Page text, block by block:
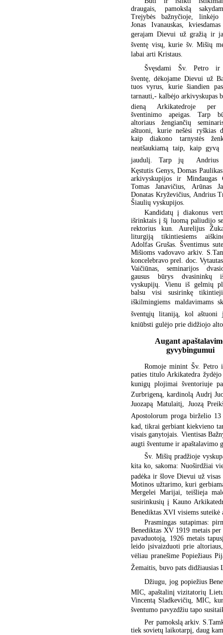
draugais, pamokslą
Trejybės bažnyčioje, linkėjo
Jonas Ivanauskas,
gerajam Dievui už gražią ir
šventę visų, kurie šv. Mišių
labai arti Kristaus.
Švęsdami Šv. Petro ir
šventę, dėkojame Dievui už
tuos vyrus, kurie šiandien
tarnauti,- kalbėjo arkivyskupas
dieną Arkikatedroje per
šventinimo apeigas. Tarp
altoriaus žengiančių
aštuoni, kurie nešėsi ryškias
kaip diakono tarnystės
neatšaukiamą taip, kaip gyvą
jaudulį. Tarp jų  Andrius
Kęstutis Genys, Domas
arkivyskupijos ir Mindaugas
Tomas Janavičius, Arūnas
Donatas Kryževičius, Andrius
Šiaulių vyskupijos.
Kandidatų į diakonus
išrinktais į šį luomą paliudijo
rektorius kun. Aurelijus
liturgiją tikintiesiems
Adolfas Grušas. Šventimus
Mišioms vadovavo arkiv.
koncelebravo prel. doc.
Vaičiūnas, seminarijos
gausus būrys dvasininkų
vyskupijų. Vienu iš gelmių
balsu visi susirinkę
iškilmingiems maldavimams
šventųjų litaniją, kol aštuoni
kniūbsti gulėjo prie didžiojo
Augant
gyvybingumui
Romoje minint Šv. Petro
paties titulo Arkikatedra
kunigų plojimai šventoriuje
Zurbrigeną, kardinolą Audrį
Juozapą Matulaitį, Juozą
Apostolorum proga birželio 13
kad, tikrai gerbiant kiekvieno
visais ganytojais. Vientisas
augti šventume ir apaštalavimo
Šv. Mišių pradžioje
kita ko, sakoma: Nuoširdžiai
padėka ir šlove Dievui už visas
Motinos užtarimo, kuri
Mergelei Marijai, teišlieja
susirinkusių į Kauno
Benediktas XVI visiems suteikė
Prasmingas sutapimas:
Benediktas XV 1919 metais
pavaduotoją, 1926 metais
leido įsivaizduoti prie
vėliau pranešime Popiežiaus
Žemaitis, buvo pats didžiausias
Džiugu, jog popiežius
MIC, apaštalinį vizitatorių
Vincentą Sladkevičių, MIC,
šventumo pavyzdžiu tapo
Per pamokslą arkiv.
tiek sovietų laikotarpį, daug